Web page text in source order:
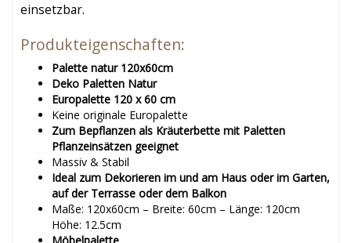
einsetzbar.
Produkteigenschaften:
Palette natur 120x60cm
Deko Paletten Natur
Europalette 120 x 60 cm
Keine originale Europalette
Zum Bepflanzen als Kräuterbette mit Paletten
Pflanzeinsätzen geeignet
Massiv & Stabil
Ideal zum Dekorieren im und am Haus oder im Garten,
auf der Terrasse oder dem Balkon
Maße: 120x60cm – Breite: 60cm – Länge: 120cm
Höhe: 12.5cm